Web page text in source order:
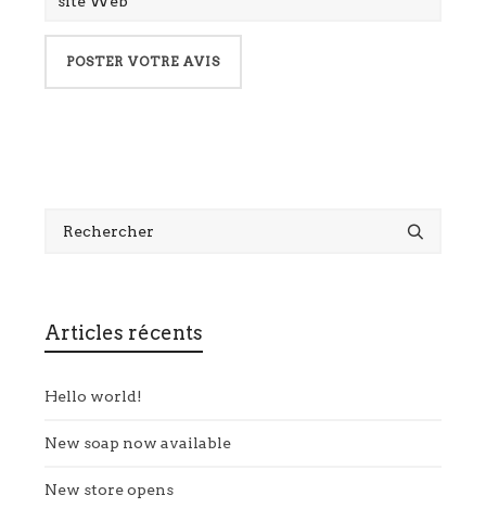
Articles récents
Hello world!
New soap now available
New store opens